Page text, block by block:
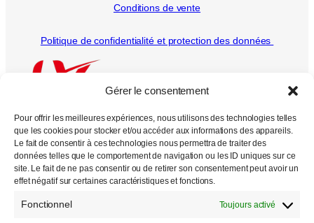
Gérer le consentement
Pour offrir les meilleures expériences, nous utilisons des technologies telles
que les cookies pour stocker et/ou accéder aux informations des appareils.
Le fait de consentir à ces technologies nous permettra de traiter des
données telles que le comportement de navigation ou les ID uniques sur ce
site. Le fait de ne pas consentir ou de retirer son consentement peut avoir un
effet négatif sur certaines caractéristiques et fonctions.
Fonctionnel Toujours activé
Conditions de vente
Politique de confidentialité et protection des données
Tous droits réservés